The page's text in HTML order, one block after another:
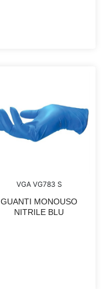
VGA VG783 S
GUANTI MONOUSO
NITRILE BLU